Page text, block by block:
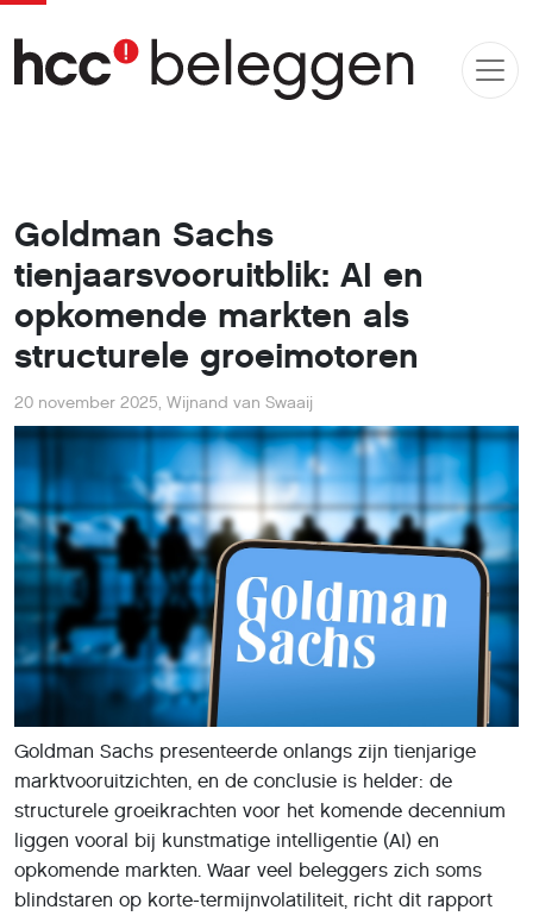
Goldman Sachs
tienjaarsvooruitblik: AI en
opkomende markten als
structurele groeimotoren
20 november 2025, Wijnand van Swaaij
Goldman Sachs presenteerde onlangs zijn tienjarige
marktvooruitzichten, en de conclusie is helder: de
structurele groeikrachten voor het komende decennium
liggen vooral bij kunstmatige intelligentie (AI) en
opkomende markten. Waar veel beleggers zich soms
blindstaren op korte-termijnvolatiliteit, richt dit rapport